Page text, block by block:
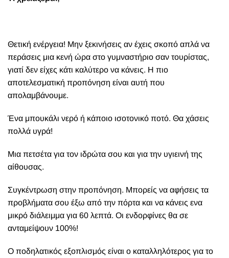
Θετική ενέργεια! Μην ξεκινήσεις αν έχεις σκοπό απλά να
περάσεις μια κενή ώρα στο γυμναστήριο σαν τουρίστας,
γιατί δεν είχες κάτι καλύτερο να κάνεις. Η πιο
αποτελεσματική προπόνηση είναι αυτή που
απολαμβάνουμε.
Ένα μπουκάλι νερό ή κάποιο ισοτονικό ποτό. Θα χάσεις
πολλά υγρά!
Μια πετσέτα για τον ιδρώτα σου και για την υγιεινή της
αίθουσας.
Συγκέντρωση στην προπόνηση. Μπορείς να αφήσεις τα
προβλήματα σου έξω από την πόρτα και να κάνεις ενα
μικρό διάλειμμα για 60 λεπτά. Οι ενδορφίνες θα σε
ανταμείψουν 100%!
Ο ποδηλατικός εξοπλισμός είναι ο καταλληλότερος για το